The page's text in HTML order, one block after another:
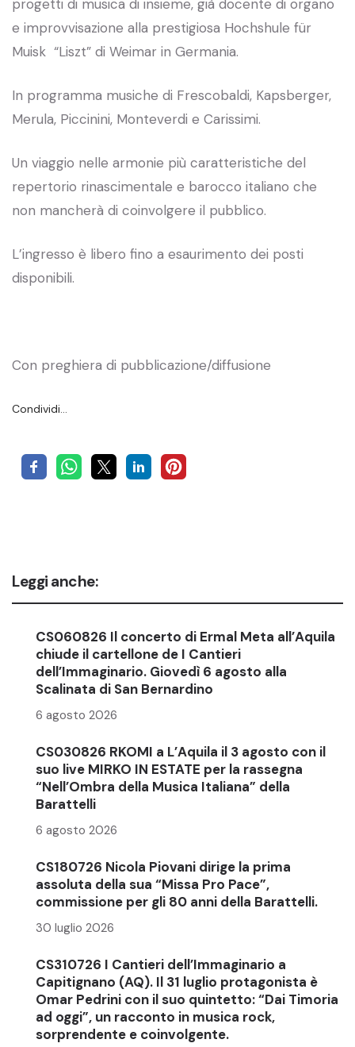
progetti di musica di insieme, già docente di organo
e improvvisazione alla prestigiosa Hochshule für
Muisk “Liszt” di Weimar in Germania.
In programma musiche di Frescobaldi, Kapsberger,
Merula, Piccinini, Monteverdi e Carissimi.
Un viaggio nelle armonie più caratteristiche del
repertorio rinascimentale e barocco italiano che
non mancherà di coinvolgere il pubblico.
L’ingresso è libero fino a esaurimento dei posti
disponibili.
Con preghiera di pubblicazione/diffusione
Condividi…
Leggi anche:
CS060826 Il concerto di Ermal Meta all’Aquila
chiude il cartellone de I Cantieri
dell’Immaginario. Giovedì 6 agosto alla
Scalinata di San Bernardino
6 agosto 2026
CS030826 RKOMI a L’Aquila il 3 agosto con il
suo live MIRKO IN ESTATE per la rassegna
“Nell’Ombra della Musica Italiana” della
Barattelli
6 agosto 2026
CS180726 Nicola Piovani dirige la prima
assoluta della sua “Missa Pro Pace”,
commissione per gli 80 anni della Barattelli.
30 luglio 2026
CS310726 I Cantieri dell’Immaginario a
Capitignano (AQ). Il 31 luglio protagonista è
Omar Pedrini con il suo quintetto: “Dai Timoria
ad oggi”, un racconto in musica rock,
sorprendente e coinvolgente.